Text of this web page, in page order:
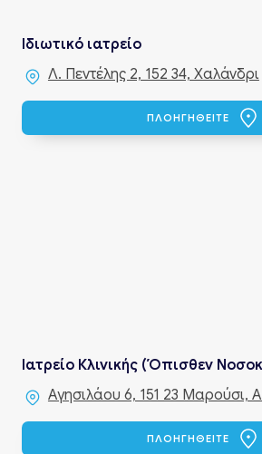
Ιδιωτικό ιατρείο
Λ. Πεντέλης 2, 152 34, Χαλάνδρι
ΠΛΟΗΓΗΘΕΙΤΕ
Ιατρείο Κλινικής (Όπισθεν
Αγησιλάου 6, 151 23 Μαρούσι,
ΠΛΟΗΓΗΘΕΙΤΕ